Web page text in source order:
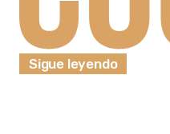
Sigue leyendo